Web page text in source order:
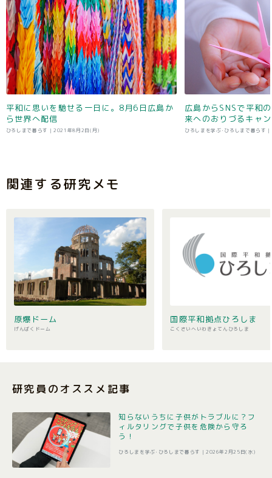
平和に思いを馳せる一日に。8月6日広島か
ら世界へ配信
ひろしまで暮らす |2021年8月2日(月)
広島からSNSで平和
来へのおりづるキャ
ひろしまを学ぶ･ひろしまで暮らす |
関連する研究メモ
原爆ドーム
げんばくドーム
国際平和拠点ひろしま
こくさいへいわきょてんひろしま
研究員のオススメ記事
知らないうちに子供がトラブルに？フ
ィルタリングで子供を危険から守ろ
う！
ひろしまを学ぶ･ひろしまで暮らす | 2026年2月25日(水)